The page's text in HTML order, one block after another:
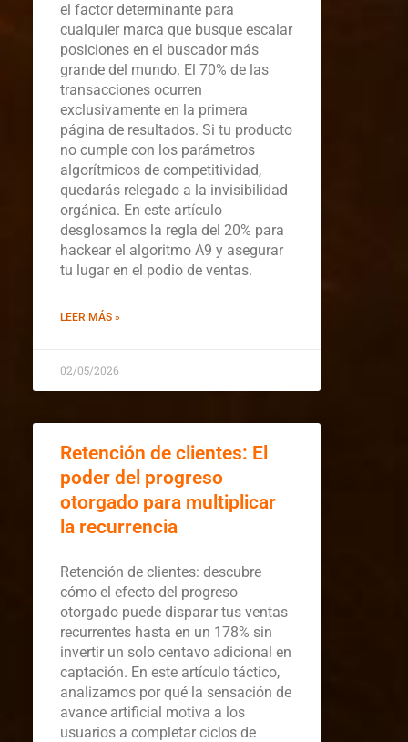
el factor determinante para
cualquier marca que busque escalar
posiciones en el buscador más
grande del mundo. El 70% de las
transacciones ocurren
exclusivamente en la primera
página de resultados. Si tu producto
no cumple con los parámetros
algorítmicos de competitividad,
quedarás relegado a la invisibilidad
orgánica. En este artículo
desglosamos la regla del 20% para
hackear el algoritmo A9 y asegurar
tu lugar en el podio de ventas.
LEER MÁS »
02/05/2026
Retención de clientes: El
poder del progreso
otorgado para multiplicar
la recurrencia
Retención de clientes: descubre
cómo el efecto del progreso
otorgado puede disparar tus ventas
recurrentes hasta en un 178% sin
invertir un solo centavo adicional en
captación. En este artículo táctico,
analizamos por qué la sensación de
avance artificial motiva a los
usuarios a completar ciclos de